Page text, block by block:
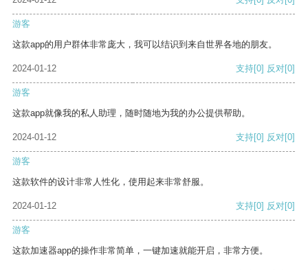
游客
这款app的用户群体非常庞大，我可以结识到来自世界各地的朋友。
2024-01-12 支持[0] 反对[0]
游客
这款app就像我的私人助理，随时随地为我的办公提供帮助。
2024-01-12 支持[0] 反对[0]
游客
这款软件的设计非常人性化，使用起来非常舒服。
2024-01-12 支持[0] 反对[0]
游客
这款加速器app的操作非常简单，一键加速就能开启，非常方便。